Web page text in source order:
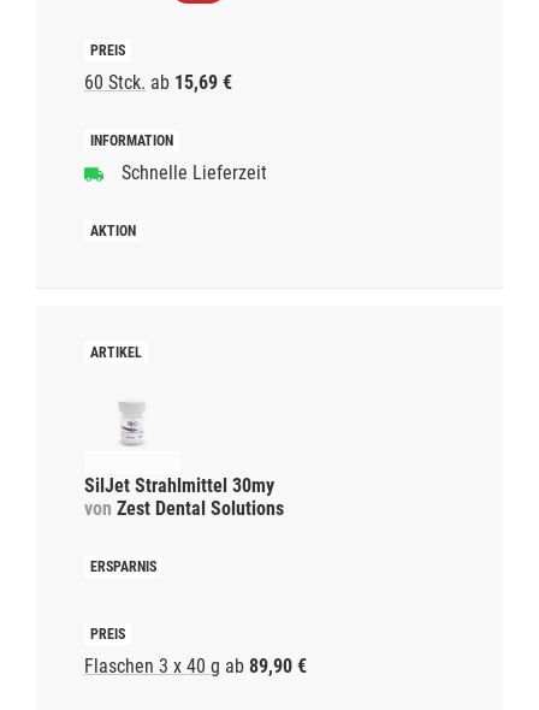
60 Stck. ab 15,69 €
Schnelle Lieferzeit
SilJet Strahlmittel 30my
von Zest Dental Solutions
Flaschen 3 x 40 g ab 89,90 €